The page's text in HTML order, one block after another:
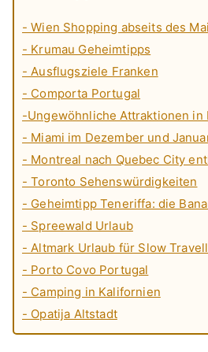
- Wien Shopping abseits des
- Krumau Geheimtipps
- Ausflugsziele Franken
- Comporta Portugal
-Ungewöhnliche Attraktionen in
- Miami im Dezember und
- Montreal nach Quebec City
- Toronto Sehenswürdigkeiten
- Geheimtipp Teneriffa: die
- Spreewald Urlaub
- Altmark Urlaub für Slow
- Porto Covo Portugal
- Camping in Kalifornien
- Opatija Altstadt